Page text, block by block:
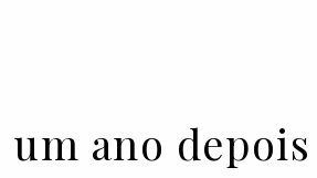
ano depois